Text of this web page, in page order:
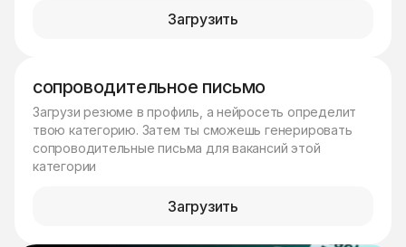
Загрузить
сопроводительное письмо
Загрузи резюме в профиль, а нейросеть определит
твою категорию. Затем ты сможешь генерировать
сопроводительные письма для вакансий этой
категории
Загрузить